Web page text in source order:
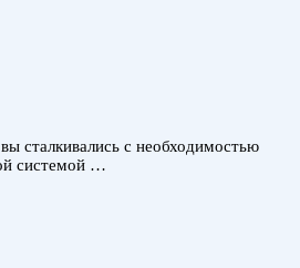
сталкивались с необходимостью
системой …